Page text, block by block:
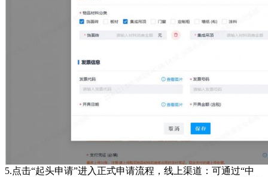
5.点击“起头申请”进入正式申请流程，线上渠道‌：可通过“中